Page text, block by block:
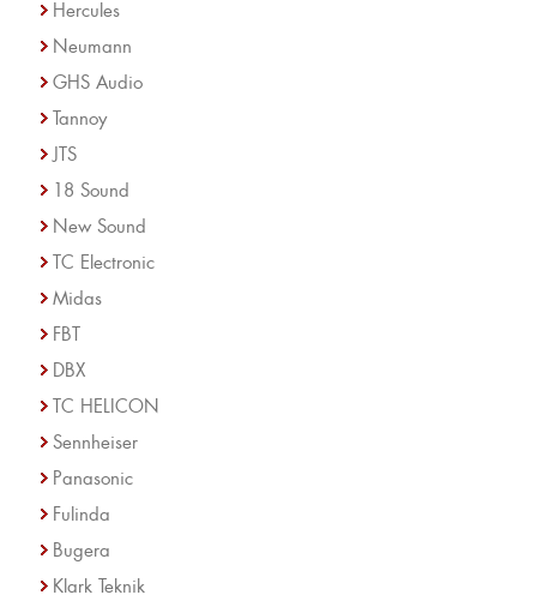
Hercules
Neumann
GHS Audio
Tannoy
JTS
18 Sound
New Sound
TC Electronic
Midas
FBT
DBX
TC HELICON
Sennheiser
Panasonic
Fulinda
Bugera
Klark Teknik